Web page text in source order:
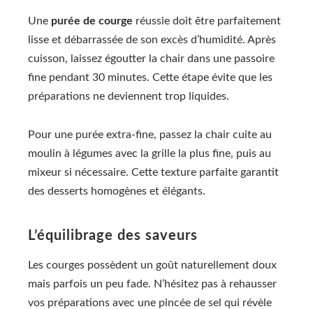
Une purée de courge réussie doit être parfaitement
lisse et débarrassée de son excès d’humidité. Après
cuisson, laissez égoutter la chair dans une passoire
fine pendant 30 minutes. Cette étape évite que les
préparations ne deviennent trop liquides.
Pour une purée extra-fine, passez la chair cuite au
moulin à légumes avec la grille la plus fine, puis au
mixeur si nécessaire. Cette texture parfaite garantit
des desserts homogènes et élégants.
L’équilibrage des saveurs
Les courges possèdent un goût naturellement doux
mais parfois un peu fade. N’hésitez pas à rehausser
vos préparations avec une pincée de sel qui révèle